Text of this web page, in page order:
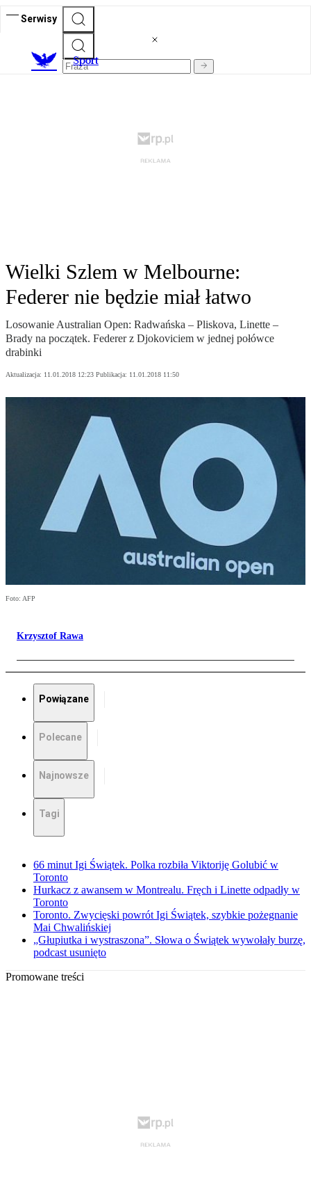
Serwisy
Sport
Wielki Szlem w Melbourne:
Federer nie będzie miał łatwo
Losowanie Australian Open: Radwańska – Pliskova, Linette –
Brady na początek. Federer z Djokoviciem w jednej połówce
drabinki
Aktualizacja: 11.01.2018 12:23 Publikacja: 11.01.2018 11:50
Foto: AFP
Krzysztof Rawa
Powiązane
Polecane
Najnowsze
Tagi
66 minut Igi Świątek. Polka rozbiła Viktoriję Golubić w
Toronto
Hurkacz z awansem w Montrealu. Fręch i Linette odpadły w
Toronto
Toronto. Zwycięski powrót Igi Świątek, szybkie pożegnanie
Mai Chwalińskiej
„Głupiutka i wystraszona”. Słowa o Świątek wywołały burzę,
podcast usunięto
Promowane treści